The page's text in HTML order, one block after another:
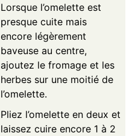
Lorsque l’omelette est
presque cuite mais
encore légèrement
baveuse au centre,
ajoutez le fromage et les
herbes sur une moitié de
l’omelette.
Pliez l’omelette en deux et
laissez cuire encore 1 à 2